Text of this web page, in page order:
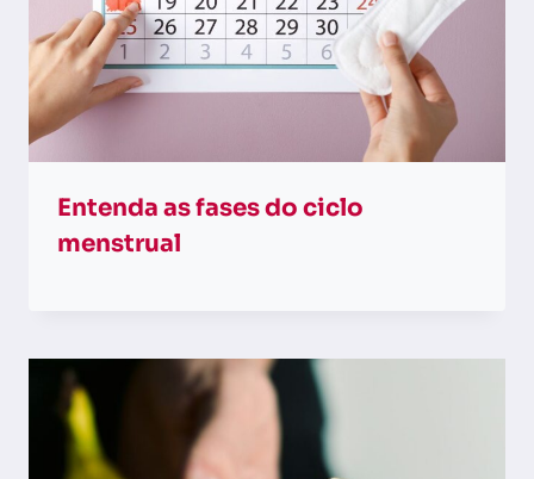
Entenda as fases do ciclo
menstrual